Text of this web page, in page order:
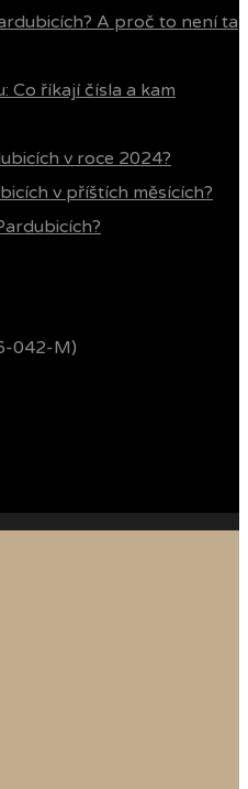
A proč to není ta
Co říkají čísla a kam
v roce 2024?
v příštích měsících?
042-M)